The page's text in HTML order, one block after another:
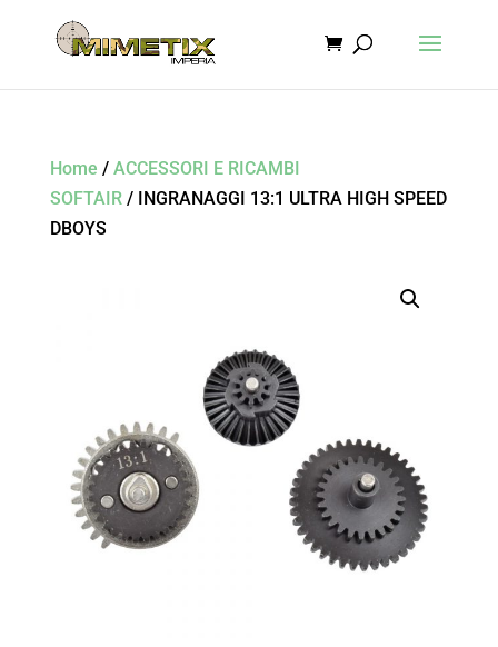
Home / ACCESSORI E RICAMBI
SOFTAIR/ INGRANAGGI 13:1 ULTRA HIGH SPEED
DBOYS